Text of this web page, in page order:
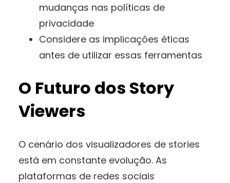
mudanças nas políticas de
privacidade
Considere as implicações éticas
antes de utilizar essas ferramentas
O Futuro dos Story
Viewers
O cenário dos visualizadores de stories
está em constante evolução. As
plataformas de redes sociais